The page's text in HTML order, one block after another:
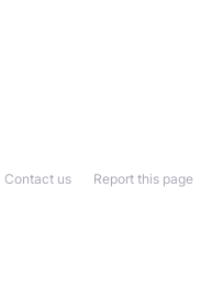
Report this page
Contact us